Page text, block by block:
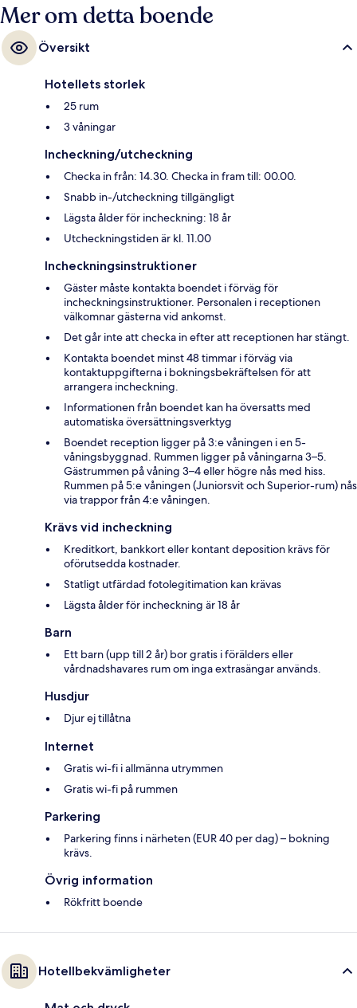
Mer om detta boende
Översikt
Hotellets storlek
25 rum
3 våningar
Incheckning/utcheckning
Checka in från: 14.30. Checka in fram till: 00.00.
Snabb in-/utcheckning tillgängligt
Lägsta ålder för incheckning: 18 år
Utcheckningstiden är kl. 11.00
Incheckningsinstruktioner
Gäster måste kontakta boendet i förväg för
incheckningsinstruktioner. Personalen i receptionen
välkomnar gästerna vid ankomst.
Det går inte att checka in efter att receptionen har stängt.
Kontakta boendet minst 48 timmar i förväg via
kontaktuppgifterna i bokningsbekräftelsen för att
arrangera incheckning.
Informationen från boendet kan ha översatts med
automatiska översättningsverktyg
Boendet reception ligger på 3:e våningen i en 5-
våningsbyggnad. Rummen ligger på våningarna 3–5.
Gästrummen på våning 3–4 eller högre nås med hiss.
Rummen på 5:e våningen (Juniorsvit och Superior-rum) nås
via trappor från 4:e våningen.
Krävs vid incheckning
Kreditkort, bankkort eller kontant deposition krävs för
oförutsedda kostnader.
Statligt utfärdad fotolegitimation kan krävas
Lägsta ålder för incheckning är 18 år
Barn
Ett barn (upp till 2 år) bor gratis i förälders eller
vårdnadshavares rum om inga extrasängar används.
Husdjur
Djur ej tillåtna
Internet
Gratis wi-fi i allmänna utrymmen
Gratis wi-fi på rummen
Parkering
Parkering finns i närheten (EUR 40 per dag) – bokning
krävs.
Övrig information
Rökfritt boende
Hotellbekvämligheter